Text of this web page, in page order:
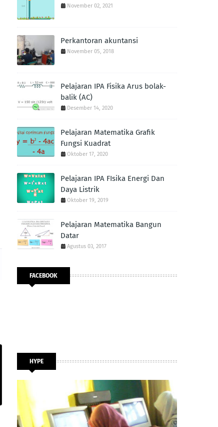
November 02, 2021
Perkantoran akuntansi
November 05, 2018
Pelajaran IPA Fisika Arus bolak-
balik (AC)
Desember 14, 2020
Pelajaran Matematika Grafik
Fungsi Kuadrat
Oktober 17, 2020
Pelajaran IPA FIsika Energi Dan
Daya Listrik
Oktober 19, 2019
Pelajaran Matematika Bangun
Datar
Agustus 03, 2017
FACEBOOK
HYPE